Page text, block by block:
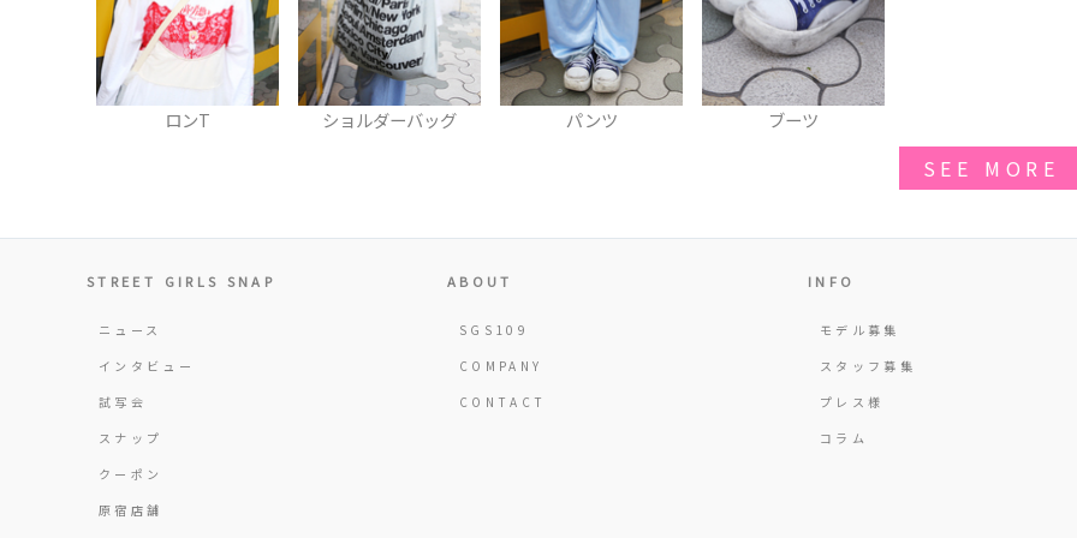
ロンT ショルダーバッグ パンツ ブーツ
SEE MORE
STREET GIRLS SNAP
ニュース
インタビュー
試写会
スナップ
クーポン
原宿店舗
ABOUT
SGS109
COMPANY
CONTACT
INFO
モデル募集
スタッフ募集
プレス様
コラム